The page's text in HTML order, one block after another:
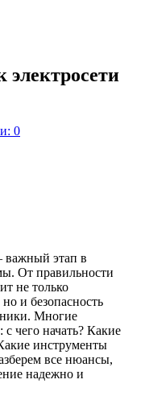
электросети
0
важный этап в
От правильности
не только
и безопасность
Многие
чего начать? Какие
инструменты
все нюансы,
надежно и